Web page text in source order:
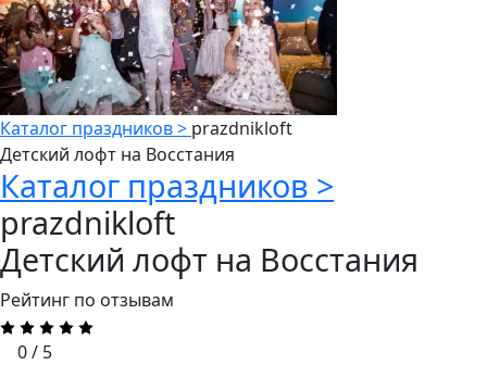
Каталог праздников > prazdnikloft
Детский лофт на Восстания
Каталог праздников >
prazdnikloft
Детский лофт на Восстания
Рейтинг по отзывам
0 / 5